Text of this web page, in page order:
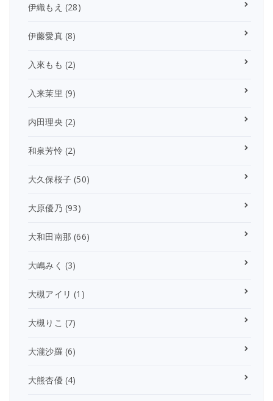
伊織もえ (28)
伊藤愛真(8)
入來もも (2)
入来茉里 (9)
内田理央 (2)
和泉芳怜 (2)
大久保桜子 (50)
大原優乃 (93)
大和田南那 (66)
大嶋みく (3)
大槻アイリ (1)
大槻りこ (7)
大瀧沙羅 (6)
大熊杏優(4)